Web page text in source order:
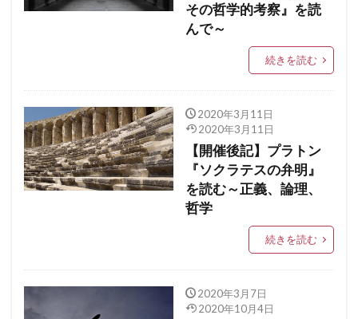
その哲学的考察』を読
んで～
続きを読む
2020年3月11日
2020年3月11日
【開催後記】プラトン
『ソクラテスの弁明』
を読む～正義、論理、
哲学
続きを読む
2020年3月7日
2020年10月4日